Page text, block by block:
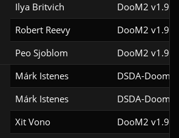
Ilya Britvich
DooM2 v1.9f
Robert Reevy
DooM2 v1.9f
Peo Sjoblom
DooM2 v1.9f
Márk Istenes
DSDA-Doom
Márk Istenes
DSDA-Doom
Xit Vono
DooM2 v1.9f